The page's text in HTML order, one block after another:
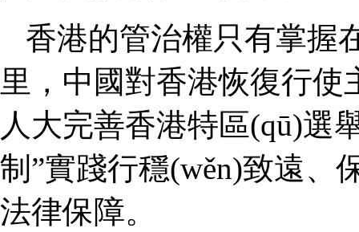
香港的管治權只有掌握
里，中國對香港恢復行
人大完善香港特區(qū)選舉
制”實踐行穩(wěn)致遠、
法律保障。